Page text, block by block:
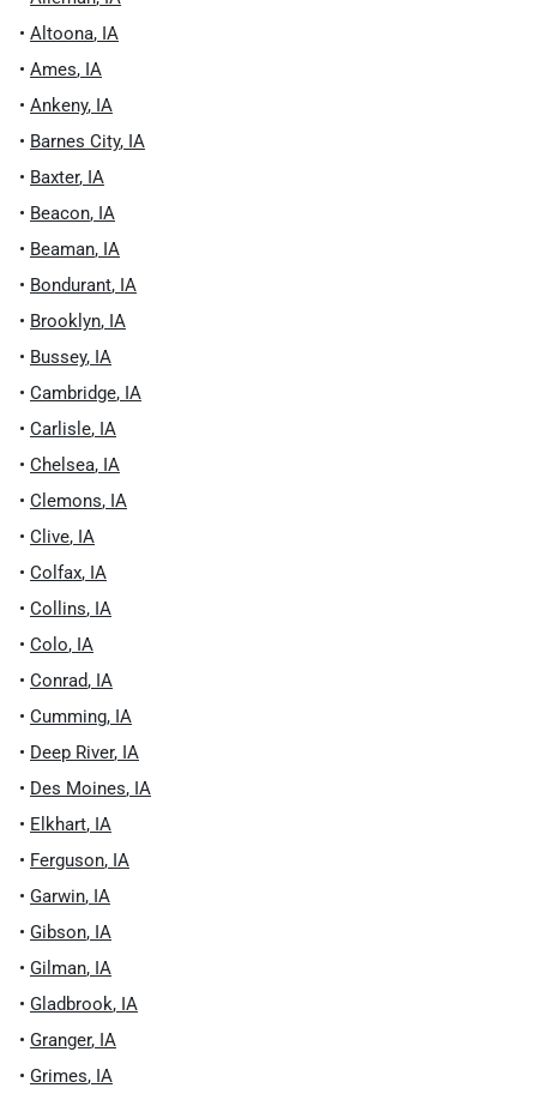
• Altoona, IA
• Ames, IA
• Ankeny, IA
• Barnes City, IA
• Baxter, IA
• Beacon, IA
• Beaman, IA
• Bondurant, IA
• Brooklyn, IA
• Bussey, IA
• Cambridge, IA
• Carlisle, IA
• Chelsea, IA
• Clemons, IA
• Clive, IA
• Colfax, IA
• Collins, IA
• Colo, IA
• Conrad, IA
• Cumming, IA
• Deep River, IA
• Des Moines, IA
• Elkhart, IA
• Ferguson, IA
• Garwin, IA
• Gibson, IA
• Gilman, IA
• Gladbrook, IA
• Granger, IA
• Grimes, IA